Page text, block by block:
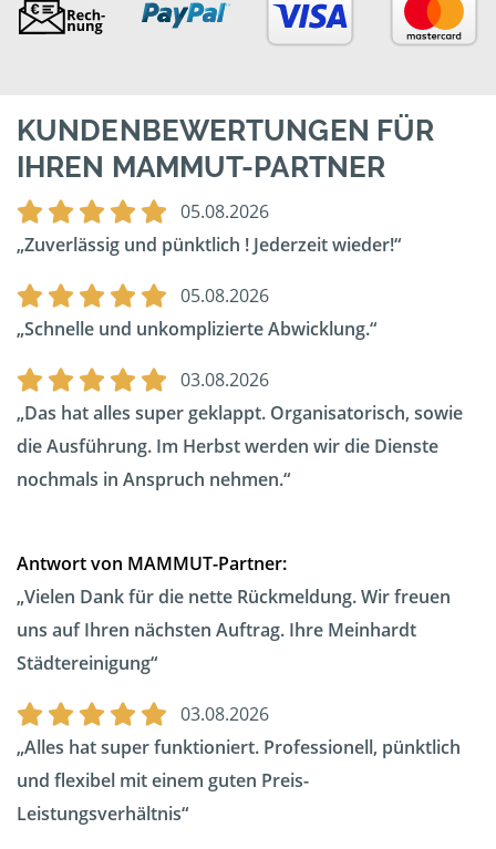
KUNDENBEWERTUNGEN FÜR
IHREN MAMMUT-PARTNER
05.08.2026
Zuverlässig und pünktlich ! Jederzeit wieder!
05.08.2026
Schnelle und unkomplizierte Abwicklung.
03.08.2026
Das hat alles super geklappt. Organisatorisch, sowie
die Ausführung. Im Herbst werden wir die Dienste
nochmals in Anspruch nehmen.
Antwort von MAMMUT-Partner:
Vielen Dank für die nette Rückmeldung. Wir freuen
uns auf Ihren nächsten Auftrag. Ihre Meinhardt
Städtereinigung
03.08.2026
Alles hat super funktioniert. Professionell, pünktlich
und flexibel mit einem guten Preis-
Leistungsverhältnis